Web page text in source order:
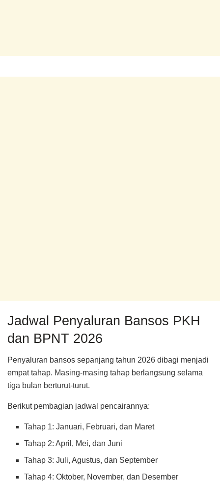
Jadwal Penyaluran Bansos PKH
dan BPNT 2026
Penyaluran bansos sepanjang tahun 2026 dibagi menjadi
empat tahap. Masing-masing tahap berlangsung selama
tiga bulan berturut-turut.
Berikut pembagian jadwal pencairannya:
Tahap 1: Januari, Februari, dan Maret
Tahap 2: April, Mei, dan Juni
Tahap 3: Juli, Agustus, dan September
Tahap 4: Oktober, November, dan Desember